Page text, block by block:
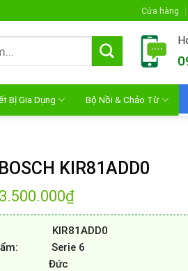
Cửa hàng
Bị Gia Dụng Bộ Nồi & Chảo Từ
KIR81ADD0
₫Giá
hiện
tại
33.500.000₫.
KIR81ADD0
Serie 6
Đức